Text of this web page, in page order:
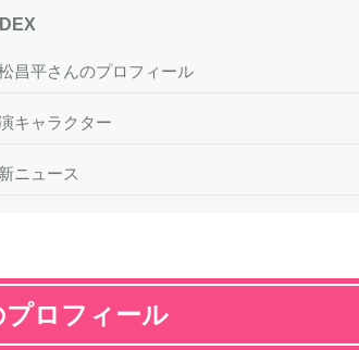
昌平さんのプロフィール
キャラクター
ニュース
ロフィール